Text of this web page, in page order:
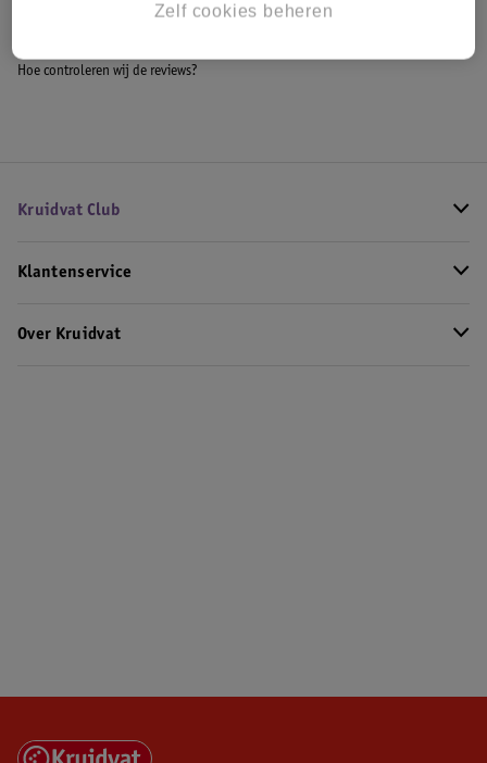
Alle Drinkbeker
Hoe controleren wij de reviews?
Kruidvat Club
Klantenservice
Over Kruidvat
Zelf cookies beheren